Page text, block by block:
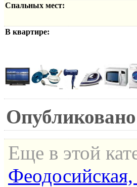
Спальных мест:
В квартире:
Еще в этой